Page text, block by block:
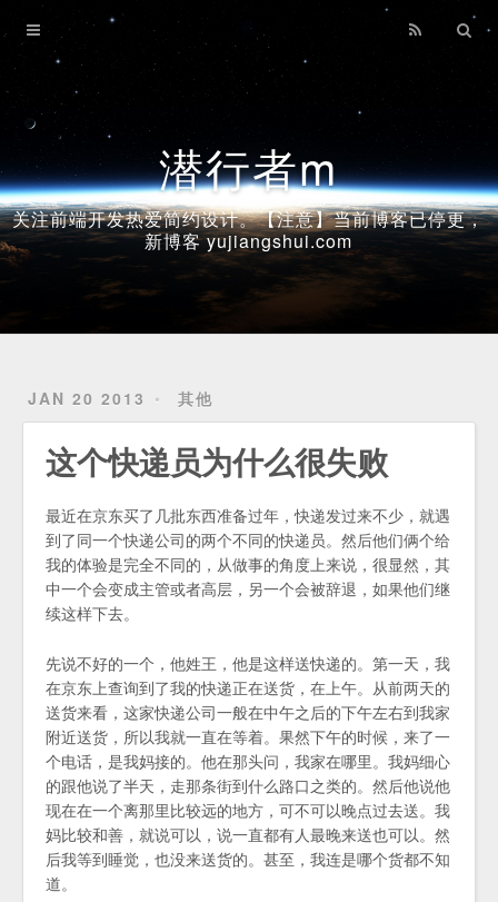
潜行者m
关注前端开发热爱简约设计。【注意】当前博客已停更，
新博客 yujiangshui.com
JAN 20 2013 其他
这个快递员为什么很失败
最近在京东买了几批东西准备过年，快递发过来不少，就遇
到了同一个快递公司的两个不同的快递员。然后他们俩个给
我的体验是完全不同的，从做事的角度上来说，很显然，其
中一个会变成主管或者高层，另一个会被辞退，如果他们继
续这样下去。
先说不好的一个，他姓王，他是这样送快递的。第一天，我
在京东上查询到了我的快递正在送货，在上午。从前两天的
送货来看，这家快递公司一般在中午之后的下午左右到我家
附近送货，所以我就一直在等着。果然下午的时候，来了一
个电话，是我妈接的。他在那头问，我家在哪里。我妈细心
的跟他说了半天，走那条街到什么路口之类的。然后他说他
现在在一个离那里比较远的地方，可不可以晚点过去送。我
妈比较和善，就说可以，说一直都有人最晚来送也可以。然
后我等到睡觉，也没来送货的。甚至，我连是哪个货都不知
道。
Home